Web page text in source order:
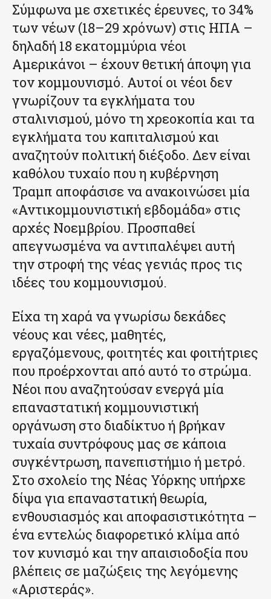
Σύμφωνα με σχετικές έρευνες, το 34%
των νέων (18–29 χρόνων) στις ΗΠΑ –
δηλαδή 18 εκατομμύρια νέοι
Αμερικάνοι – έχουν θετική άποψη για
τον κομμουνισμό. Αυτοί οι νέοι δεν
γνωρίζουν τα εγκλήματα του
σταλινισμού, μόνο τη χρεοκοπία και τα
εγκλήματα του καπιταλισμού και
αναζητούν πολιτική διέξοδο. Δεν είναι
καθόλου τυχαίο που η κυβέρνηση
Τραμπ αποφάσισε να ανακοινώσει μία
«Αντικομμουνιστική εβδομάδα» στις
αρχές Νοεμβρίου. Προσπαθεί
απεγνωσμένα να αντιπαλέψει αυτή
την στροφή της νέας γενιάς προς τις
ιδέες του κομμουνισμού.
Είχα τη χαρά να γνωρίσω δεκάδες
νέους και νέες, μαθητές,
εργαζόμενους, φοιτητές και φοιτήτριες
που προέρχονται από αυτό το στρώμα.
Νέοι που αναζητούσαν ενεργά μία
επαναστατική κομμουνιστική
οργάνωση στο διαδίκτυο ή βρήκαν
τυχαία συντρόφους μας σε κάποια
συγκέντρωση, πανεπιστήμιο ή μετρό.
Στο σχολείο της Νέας Υόρκης υπήρχε
δίψα για επαναστατική θεωρία,
ενθουσιασμός και αποφασιστικότητα –
ένα εντελώς διαφορετικό κλίμα από
τον κυνισμό και την απαισιοδοξία που
βλέπεις σε μαζώξεις της λεγόμενης
«Αριστεράς».